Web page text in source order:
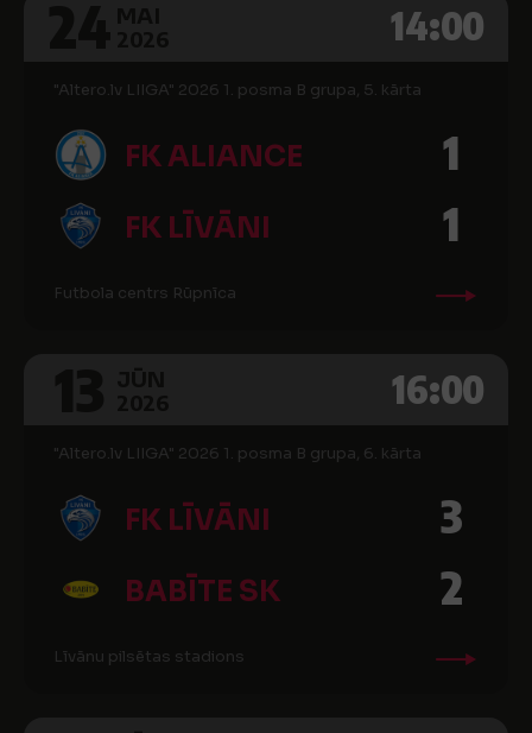
14:00
"Altero.lv LIIGA" 2026 1. posma B grupa, 5. kārta
FK ALIANCE 1
FK LĪVĀNI 1
Futbola centrs Rūpnīca
16:00
"Altero.lv LIIGA" 2026 1. posma B grupa, 6. kārta
FK LĪVĀNI 3
BABĪTE SK 2
Līvānu pilsētas stadions